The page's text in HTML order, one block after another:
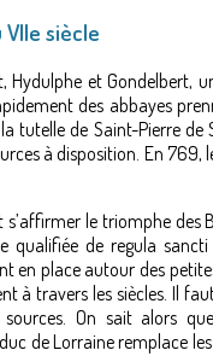
siècle
Hydulphe et
des abbayes
de Saint-Pierre de
à disposition. En
le triomphe
qualifiée de regula
en place autour des
à travers les siècles. Il
On sait alors
de Lorraine remplace